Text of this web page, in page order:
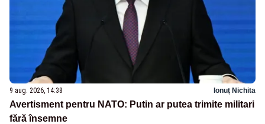
9 aug. 2026, 14:38 Ionuț Nichita
Avertisment pentru NATO: Putin ar putea trimite militari
fără însemne